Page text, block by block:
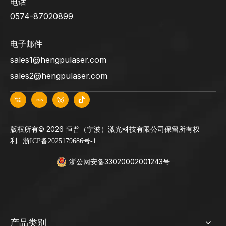
0574-87020899
电子邮件
sales1@hengpulaser.com
sales2@hengpulaser.com
版权所有© 2026 恒普（宁波）激光科技有限公司保留所有权
利. 浙ICP备2025179686号-1
浙公网安备33020002001243号
产品类别